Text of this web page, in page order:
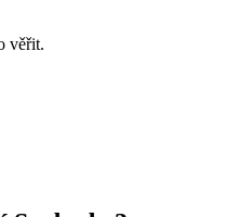
věřit.